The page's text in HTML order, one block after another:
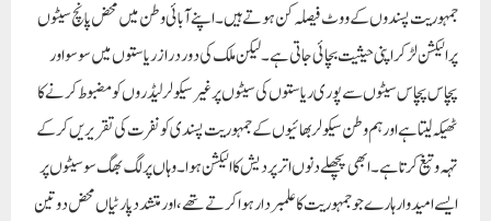
جمہوریت پسندوں کے ووٹ فیصلہ کن ہوتے ہیں۔ اپنے آبائی وطن میں محض پانچ سیٹوں
پر الیکشن لڑ کر اپنی حیثیت بچائی جاتی ہے۔ لیکن ملک کی دور دراز ریاستوں میں سو سو اور
پچاس پچاس سیٹوں سے پوری ریاستوں کی سیٹوں پر غیر سیکولر لیڈروں کو مضبوط کرنے کا
ٹھیکہ لیتا ہے اور ہم وطن سیکولر بھائیوں کے جمہوریت پسندی کو نفرت کی تقریریں کرکے
تہہ و تیغ کرتا ہے۔ ابھی پچھلے دنوں اتر پردیش کا الیکشن ہوا۔ وہاں پر لگ بھگ سو سیٹوں پر
ایسے امید وار ہارے جو جمہوریت کا علمبردار ہوا کرتے تھے، اور متشدد پارٹیاں محض دو تین